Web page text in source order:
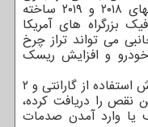
خودرو های فراخوان شده که در سالهای ۲۰۱۸ و ۲۰۱۹ ساخته
بزرگراه های آمریکا
می تواند تراز چرخ
و افزایش ریسک
تسلا از ژانویه ۲۰۱۹ تا به امروز ۲۵ گزارش استفاده از گارانتی و ۲
نقص را دریافت کرده،
وارد آمدن صدمات